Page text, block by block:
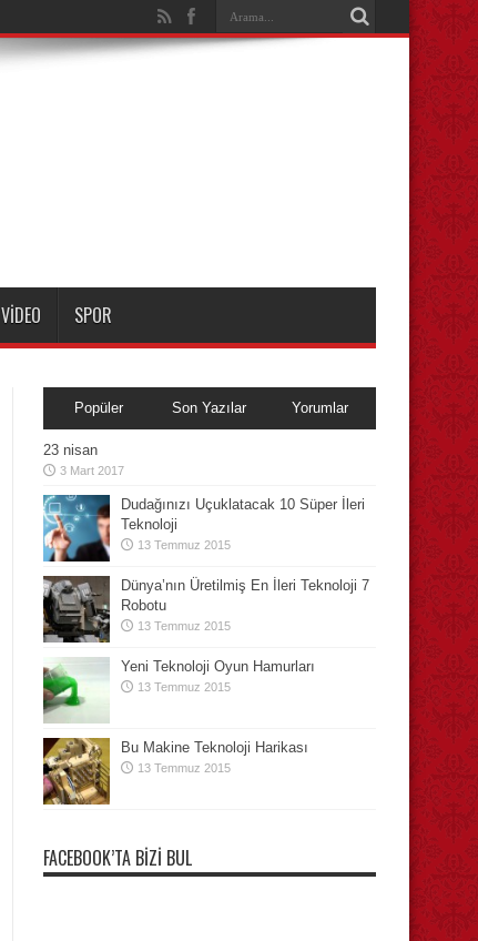
VIDEO SPOR
Popüler Son Yazılar Yorumlar
23 nisan
3 Mart 2017
Dudağınızı Uçuklatacak 10 Süper İleri
Teknoloji
13 Temmuz 2015
Dünya’nın Üretilmiş En İleri Teknoloji 7
Robotu
13 Temmuz 2015
Yeni Teknoloji Oyun Hamurları
13 Temmuz 2015
Bu Makine Teknoloji Harikası
13 Temmuz 2015
FACEBOOK’TA BIZI BUL